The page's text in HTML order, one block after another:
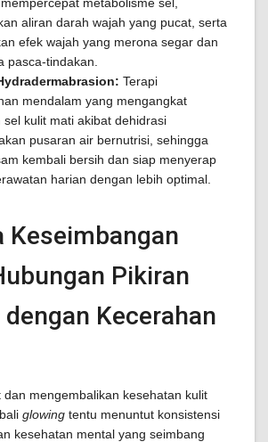
aliran darah wajah yang pucat, serta
efek wajah yang merona segar dan
pasca-tindakan.
Terapi
mendalam yang mengangkat
sel kulit mati akibat dehidrasi
pusaran air bernutrisi, sehingga
kembali bersih dan siap menyerap
harian dengan lebih optimal.
Keseimbangan
Pikiran
dengan Kecerahan
dan mengembalikan kesehatan kulit
glowing tentu menuntut konsistensi
kesehatan mental yang seimbang